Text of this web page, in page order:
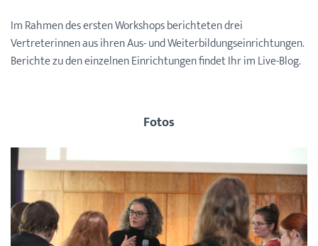
Im Rahmen des ersten Workshops berichteten drei
Vertreterinnen aus ihren Aus- und Weiterbildungseinrichtungen.
Berichte zu den einzelnen Einrichtungen findet Ihr im Live-Blog.
Fotos